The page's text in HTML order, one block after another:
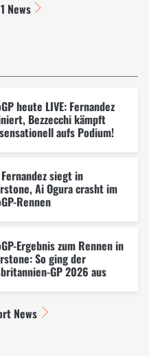
News
heute LIVE: Fernandez
Bezzecchi kämpft
aufs Podium!
siegt in
Ai Ogura crasht im
Rennen
Ergebnis zum Rennen in
So ging der
GP 2026 aus
News